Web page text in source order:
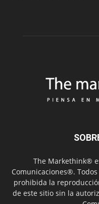
The Markethink®
Comunicaciones®.
prohibida la
de este sitio sin la